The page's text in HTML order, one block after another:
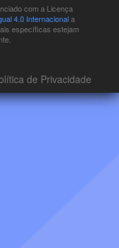
com a Licença
4.0 Internacionala
específicas estejam
de Privacidade